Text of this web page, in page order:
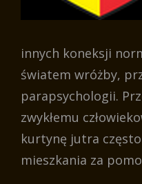
innych koneksji
światem wróżby,
parapsychologii.
zwykłemu
kurtynę jutra
mieszkania za